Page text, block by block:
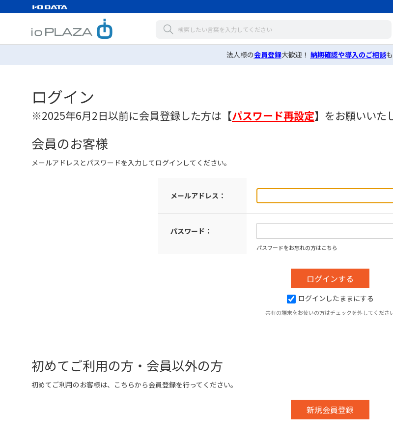
法人様の会員登録大歓迎！ 納期確認や導入のご相談
ログイン
※2025年6月2日以前に会員登録した方は 【パスワード再設定】 をお願いいた
会員のお客様
メールアドレスとパスワードを入力してログインしてください。
メールアドレス：
パスワード：
パスワードをお忘れの方はこちら
ログインしたままにする
共有の端末をお使いの方はチェックを外してくださ
初めてご利用の方・会員以外の方
初めてご利用のお客様は、こちらから会員登録を行ってください。